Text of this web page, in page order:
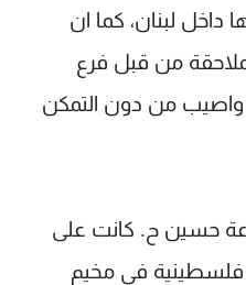
داخل لبنان، كما ان
من قبل فرع
واصيب من دون التمكن
حسين ح. كانت على
في مخيم